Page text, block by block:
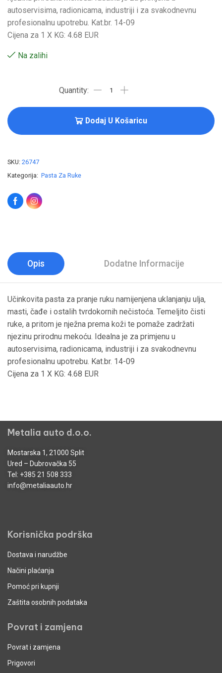
autoservisima, radionicama, industriji i za svakodnevnu
profesionalnu upotrebu. Kat.br. 14-09
Cijena za 1 X KG: 4.68 EUR
Na zalihi
Dodaj U Košaricu
SKU: 26747
Kategorija: Pasta Za Ruke
Opis Dodatne Informacije
Učinkovita pasta za pranje ruku namijenjena uklanjanju ulja,
masti, čađe i ostalih tvrdokornih nečistoća. Temeljito čisti
ruke, a pritom je nježna prema koži te pomaže zadržati
njezinu prirodnu mekoću. Idealna je za primjenu u
autoservisima, radionicama, industriji i za svakodnevnu
profesionalnu upotrebu. Kat.br. 14-09
Cijena za 1 X KG: 4.68 EUR
Metalia auto d.o.o.
Mostarska 1, 21000 Split
Ured – Dubrovačka 55
Tel: +385 21 508 333
info@metaliaauto.hr
Korisnička podrška
Dostava i narudžbe
Načini plaćanja
Pomoć pri kupnji
Zaštita osobnih podataka
Povrat i zamjena
Povrat i zamjena
Prigovori